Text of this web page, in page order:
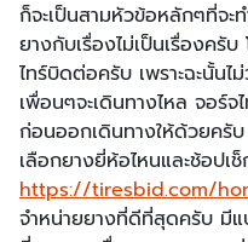
ก็จะเป็นสามหัวข้อหลักๆที่จะ
ยางกับเรื่องไม่เป็นเรื่องครั
ไทร์บิดต่อครับ เพราะฉะนั้นไ
เพื่อนๆจะเดินทางไหล จอร์จ
ก่อนออกเดินทางให้ด้วยครั
เลือกยางยี่ห้อไหนและช้อป
https://tiresbid.com/
จำหน่ายยางที่ดีที่สุดครับ มี